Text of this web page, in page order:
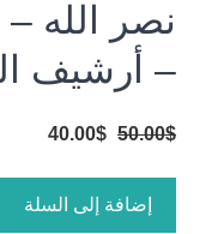
نصر الله
– أرشيف
50.00$
السعر
هو:
50.00$.
40.00$
هو:
إضافة إلى السلة